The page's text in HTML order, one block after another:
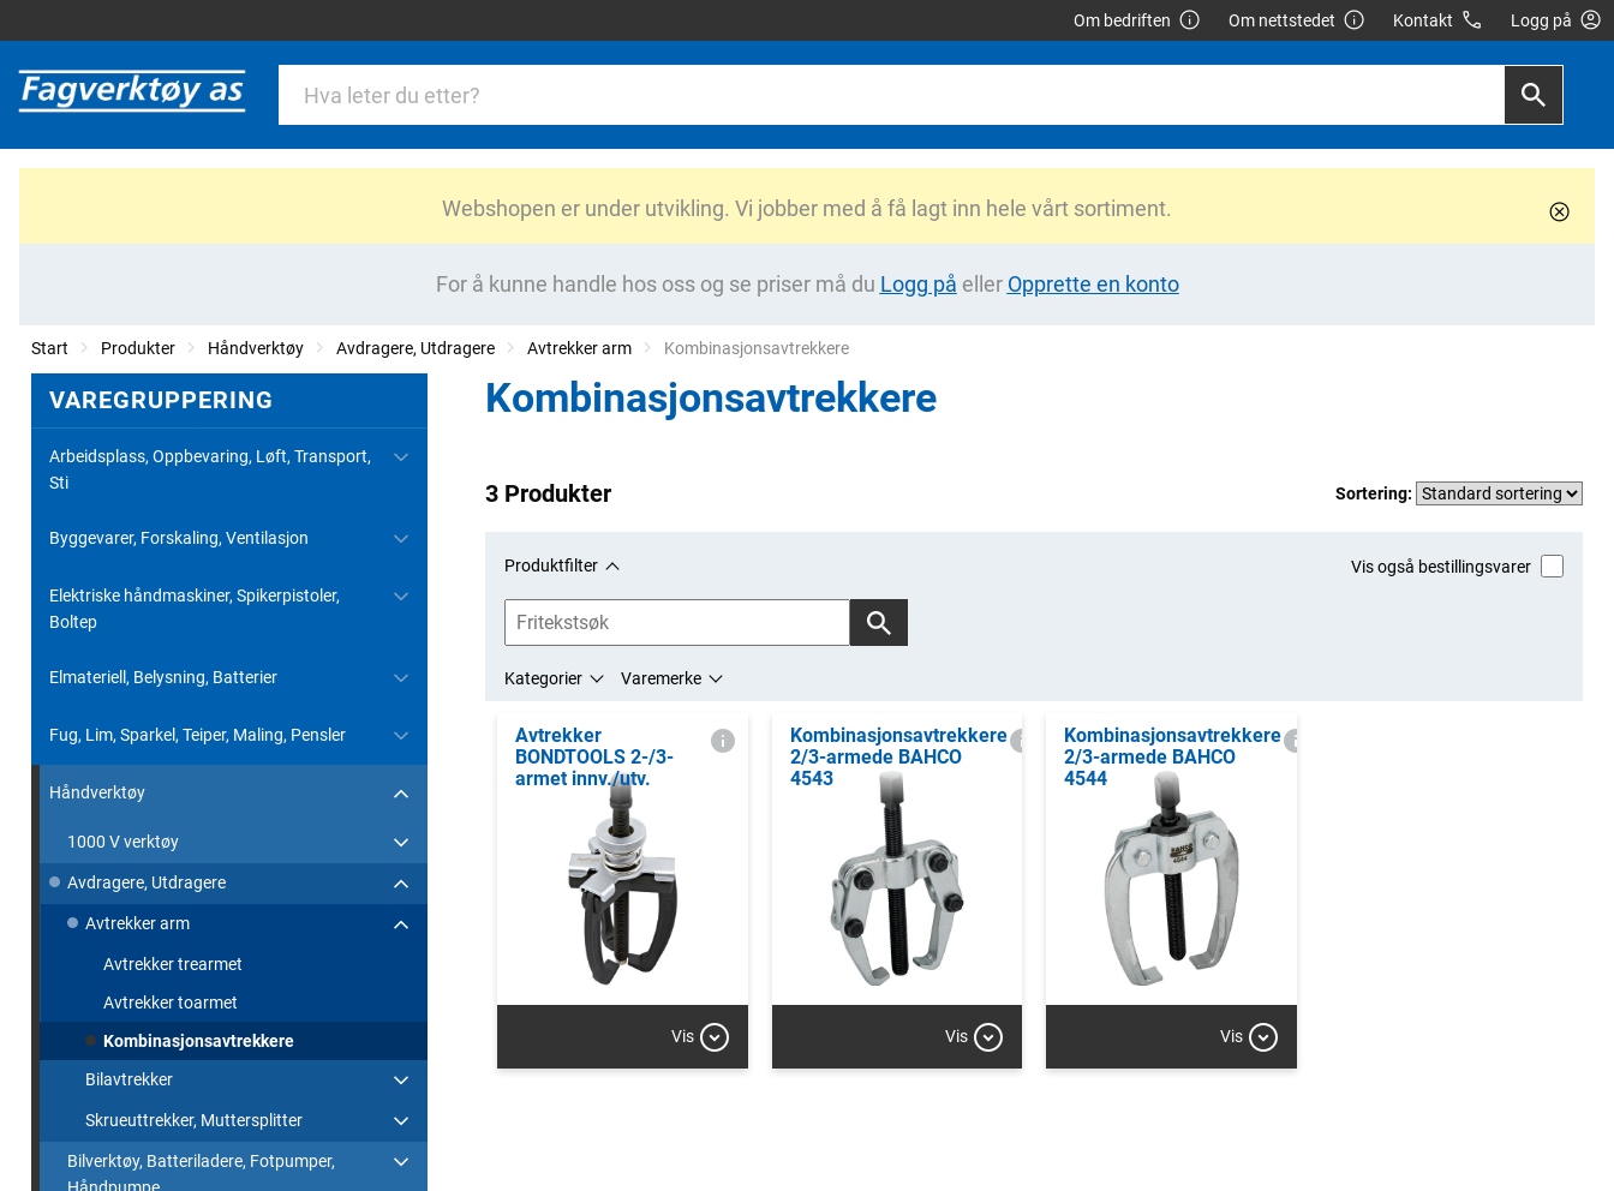
Om bedriften Om nettstedet Kontakt Logg på
Webshopen er under utvikling. Vi jobber med å få lagt inn hele vårt sortiment.
For å kunne handle hos oss og se priser må du Logg på eller Opprette en konto
Start Produkter Håndverktøy Avdragere, Utdragere Avtrekker arm Current:
Kombinasjonsavtrekkere
VAREGRUPPERING
Arbeidsplass, Oppbevaring, Løft, Transport,
Sti
Byggevarer, Forskaling, Ventilasjon
Elektriske håndmaskiner, Spikerpistoler,
Boltep
Elmateriell, Belysning, Batterier
Fug, Lim, Sparkel, Teiper, Maling, Pensler
Håndverktøy
1000 V verktøy
Avdragere, Utdragere
Avtrekker arm
Avtrekker trearmet
Avtrekker toarmet
Kombinasjonsavtrekkere
Bilavtrekker
Skrueuttrekker, Muttersplitter
Bilverktøy, Batteriladere, Fotpumper,
Kombinasjonsavtrekkere
3 Produkter Sortering:
Produktfilter Vis også bestillingsvarer
Kategorier Varemerke
Avtrekker
BONDTOOLS 2-/3-
armet innv./utv.
Vis
Kombinasjonsavtrekkere
2/3-armede BAHCO
4543
Vis
Kombinasjonsavtrekkere
2/3-armede BAHCO
4544
Vis